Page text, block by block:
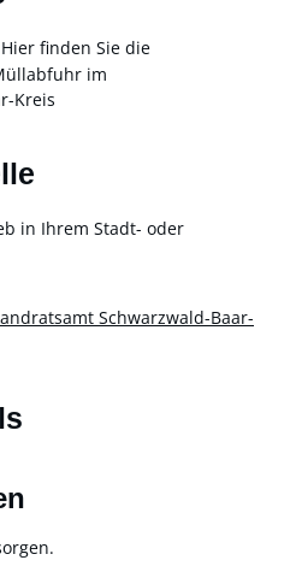
Hier finden Sie die
im
Kreis
in Ihrem Stadt- oder
Schwarzwald-Baar-